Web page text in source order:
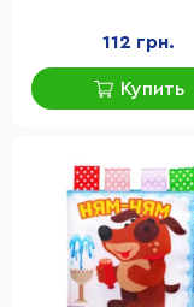
112 грн.
Купить